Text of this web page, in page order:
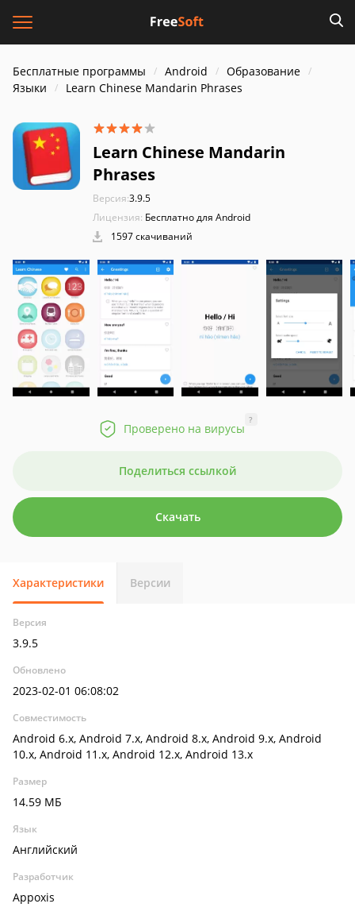
Бесплатные программы Android
Образование
Языки
Learn Chinese Mandarin Phrases
Learn Chinese Mandarin
Phrases
Версия:3.9.5
Лицензия: Бесплатно для Android
1597 скачиваний
Проверено на вирусы
?
Поделиться ссылкой
Скачать
Характеристики Версии
Версия
3.9.5
Обновлено
2023-02-01 06:08:02
Совместимость
Android 6.x, Android 7.x, Android 8.x, Android 9.x, Android
10.x, Android 11.x, Android 12.x, Android 13.x
Размер
14.59 МБ
Язык
Английский
Разработчик
Appoxis